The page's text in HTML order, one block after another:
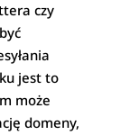
czy
jest to
może
domeny,